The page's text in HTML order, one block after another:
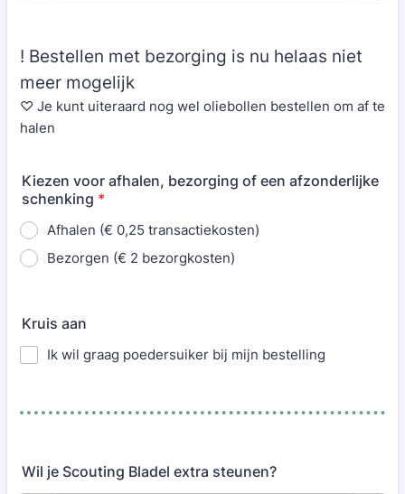
! Bestellen met bezorging is nu helaas niet
meer mogelijk
♡ Je kunt uiteraard nog wel oliebollen bestellen om af te
halen
Kiezen voor afhalen, bezorging of een afzonderlijke
schenking *
Afhalen (€ 0,25 transactiekosten)
Bezorgen (€ 2 bezorgkosten)
Kruis aan
Ik wil graag poedersuiker bij mijn bestelling
Wil je Scouting Bladel extra steunen?